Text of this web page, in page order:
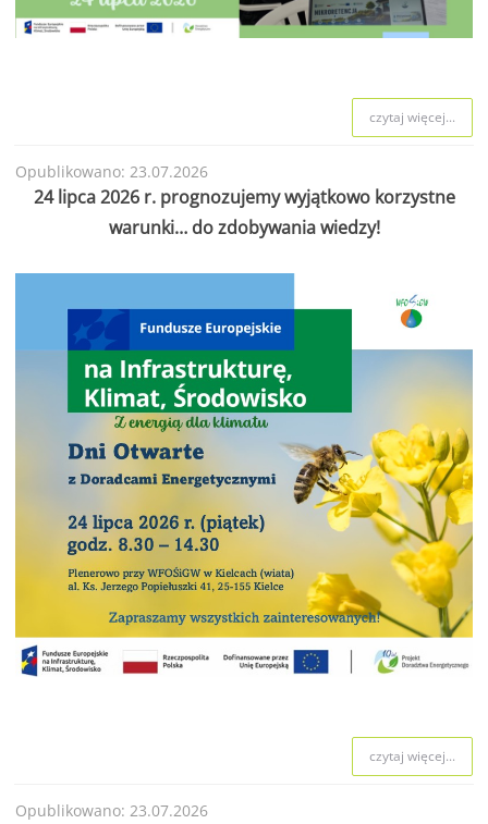
czytaj więcej...
Opublikowano: 23.07.2026
24 lipca 2026 r. prognozujemy wyjątkowo korzystne
warunki… do zdobywania wiedzy!
czytaj więcej...
Opublikowano: 23.07.2026